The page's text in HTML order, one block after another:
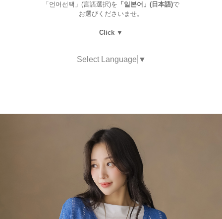
「언어선택」(言語選択)を 「일본어」(日本語)で
お選びくださいませ。
Click ▼
Select Language ▼